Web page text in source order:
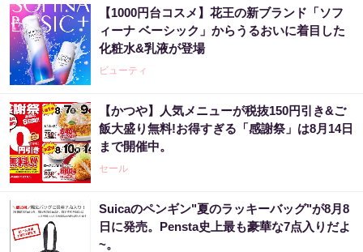
【1000円台コスメ】花王の新ブランド「ソフ
ィーナ ベーシック」からうるおいに着目した
化粧水&乳液が登場
ビューティ
【かつや】人気メニューが税抜150円引き&ご
飯大盛り無料!お得すぎる「感謝祭」は8月14日
まで開催中。
セール
Suicaのペンギン"夏のラッキーバッグ"が8月8
日に発売。Pensta史上最も豪華な7点入りだよ
~。